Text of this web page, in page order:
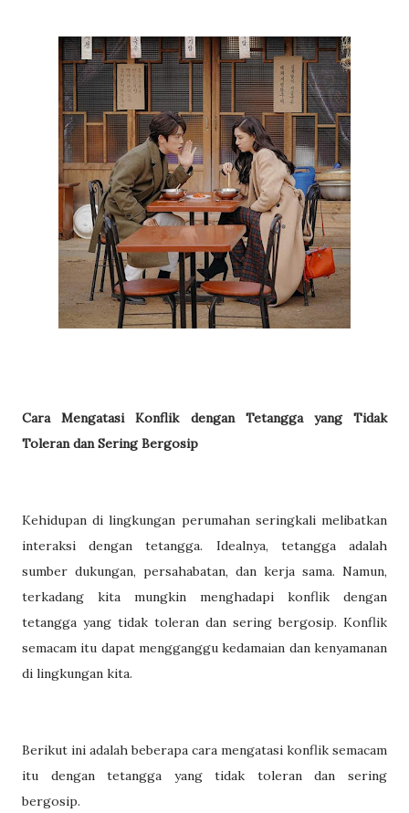
Cara Mengatasi Konflik dengan Tetangga yang Tidak
Toleran dan Sering Bergosip
Kehidupan di lingkungan perumahan seringkali melibatkan
interaksi dengan tetangga. Idealnya, tetangga adalah
sumber dukungan, persahabatan, dan kerja sama. Namun,
terkadang kita mungkin menghadapi konflik dengan
tetangga yang tidak toleran dan sering bergosip. Konflik
semacam itu dapat mengganggu kedamaian dan kenyamanan
di lingkungan kita.
Berikut ini adalah beberapa cara mengatasi konflik semacam
itu dengan tetangga yang tidak toleran dan sering
bergosip.